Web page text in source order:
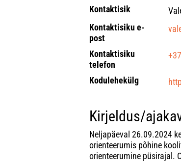
Kontaktisik
Kontaktisiku e-
post
Kontaktisiku
telefon
Kodulehekülg
Kirjeldus/
Neljapäeval 26.09.2024
orienteerumis põhine
orienteerumine püsirajal.